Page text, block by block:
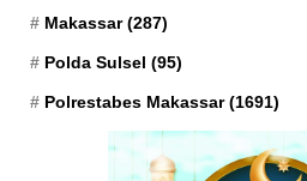
Makassar(287)
Polda Sulsel (95)
Polrestabes Makassar(1691)